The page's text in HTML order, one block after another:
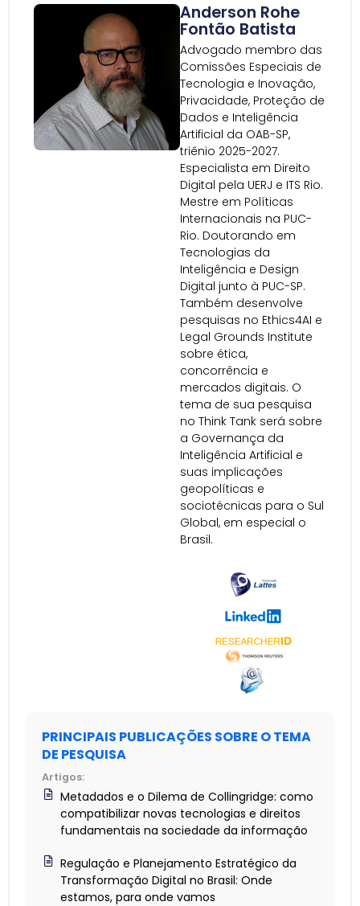
Anderson Rohe
Fontão Batista
Advogado membro das
Comissões Especiais de
Tecnologia e Inovação,
Privacidade, Proteção de
Dados e Inteligência
Artificial da OAB-SP,
triênio 2025-2027.
Especialista em Direito
Digital pela UERJ e ITS Rio.
Mestre em Políticas
Internacionais na PUC-
Rio. Doutorando em
Tecnologias da
Inteligência e Design
Digital junto à PUC-SP.
Também desenvolve
pesquisas no Ethics4AI e
Legal Grounds Institute
sobre ética,
concorrência e
mercados digitais. O
tema de sua pesquisa
no Think Tank será sobre
a Governança da
Inteligência Artificial e
suas implicações
geopolíticas e
sociotécnicas para o Sul
Global, em especial o
Brasil.
PRINCIPAIS PUBLICAÇÕES SOBRE O TEMA
DE PESQUISA
Artigos:
Metadados e o Dilema de Collingridge: como
compatibilizar novas tecnologias e direitos
fundamentais na sociedade da informação
Regulação e Planejamento Estratégico da
Transformação Digital no Brasil: Onde
estamos, para onde vamos